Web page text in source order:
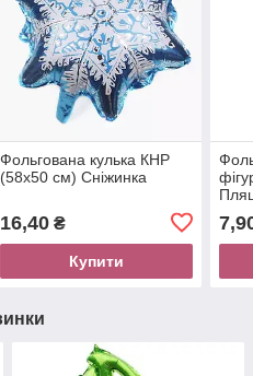
Фольгована кулька КНР
(58х50 см) Сніжинка
16,40₴
Купити